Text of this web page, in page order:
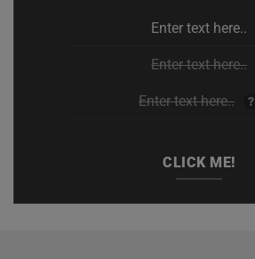
Enter text here..
Enter text here..
Enter text here.. ?
CLICK ME!